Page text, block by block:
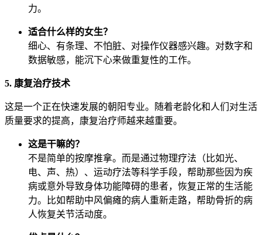
力。
适合什么样的女生？
细心、有条理、不怕脏、对操作仪器感兴趣。对数字和
数据敏感，能沉下心来做重复性的工作。
5. 康复治疗技术
这是一个正在快速发展的朝阳专业。随着老龄化和人们对生活
质量要求的提高，康复治疗师越来越重要。
这是干嘛的？
不是简单的按摩推拿。而是通过物理疗法（比如光、
电、声、热）、运动疗法等科学手段，帮助那些因为疾
病或意外导致身体功能障碍的患者，恢复正常的生活能
力。比如帮助中风偏瘫的病人重新走路，帮助骨折的病
人恢复关节活动度。